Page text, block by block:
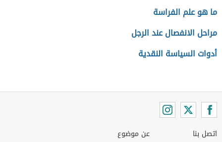
ما هو علم الفراسة
مراحل الانفصال عند الرجل
أدوات السياسة النقدية
اتصل بنا
عن موضوع